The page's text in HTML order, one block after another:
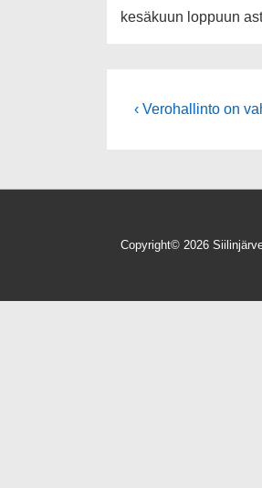
kesäkuun loppuun
‹ Verohallinto on
Copyright© 2026